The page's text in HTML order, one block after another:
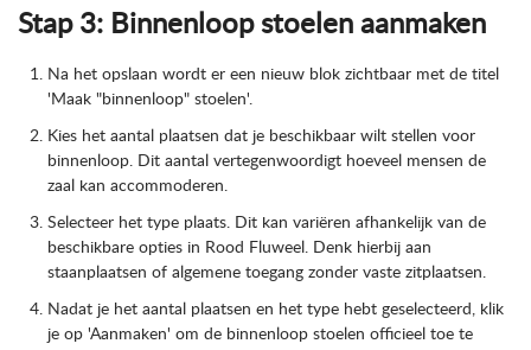
Stap 3: Binnenloop stoelen aanmaken
Na het opslaan wordt er een nieuw blok zichtbaar met de titel
'Maak "binnenloop" stoelen'.
Kies het aantal plaatsen dat je beschikbaar wilt stellen voor
binnenloop. Dit aantal vertegenwoordigt hoeveel mensen de
zaal kan accommoderen.
Selecteer het type plaats. Dit kan variëren afhankelijk van de
beschikbare opties in Rood Fluweel. Denk hierbij aan
staanplaatsen of algemene toegang zonder vaste zitplaatsen.
Nadat je het aantal plaatsen en het type hebt geselecteerd, klik
je op 'Aanmaken' om de binnenloop stoelen officieel toe te